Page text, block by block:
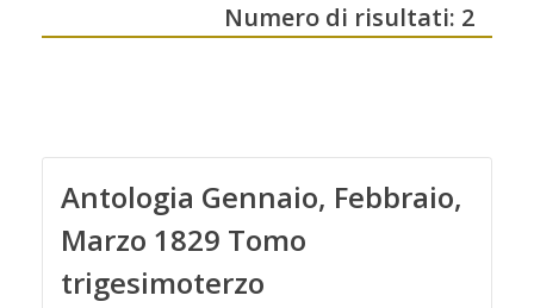
Numero di risultati: 2
Antologia Gennaio, Febbraio,
Marzo 1829 Tomo
trigesimoterzo